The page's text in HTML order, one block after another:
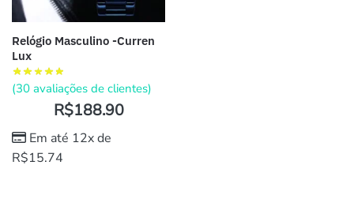
Relógio Masculino -Curren
Lux
(30 avaliações de clientes)
R$188.90
Em até 12x de
R$15.74